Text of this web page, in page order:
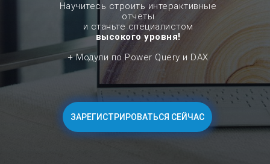
Научитесь строить интерактивные
отчеты
и станьте специалистом
высокого уровня!
+ Модули по Power Query и DAX
ЗАРЕГИСТРИРОВАТЬСЯ СЕЙЧАС